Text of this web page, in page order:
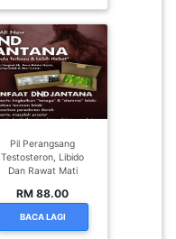
Pil Perangsang
Testosteron, Libido
Dan Rawat Mati
RM 88.00
BACA LAGI